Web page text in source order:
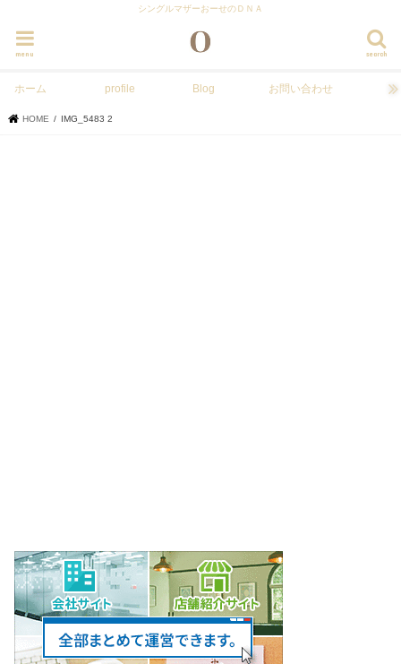
シングルマザーおーせのＤＮＡ
search
menu
ホーム profile Blog お問い合わせ
HOME IMG_5483 2